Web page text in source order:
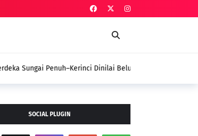
Dinilai Belum Tunjukkan Gebrakan
SOCIAL PLUGIN